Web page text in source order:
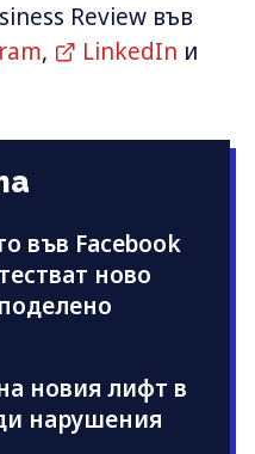
Review във
, LinkedIn и
във Facebook
ново
новия лифт в
нарушения